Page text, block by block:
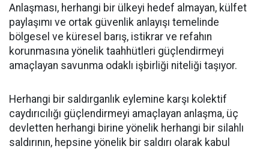
Anlaşması, herhangi bir ülkeyi hedef almayan, külfet
paylaşımı ve ortak güvenlik anlayışı temelinde
bölgesel ve küresel barış, istikrar ve refahın
korunmasına yönelik taahhütleri güçlendirmeyi
amaçlayan savunma odaklı işbirliği niteliği taşıyor.
Herhangi bir saldırganlık eylemine karşı kolektif
caydırıcılığı güçlendirmeyi amaçlayan anlaşma, üç
devletten herhangi birine yönelik herhangi bir silahlı
saldırının, hepsine yönelik bir saldırı olarak kabul